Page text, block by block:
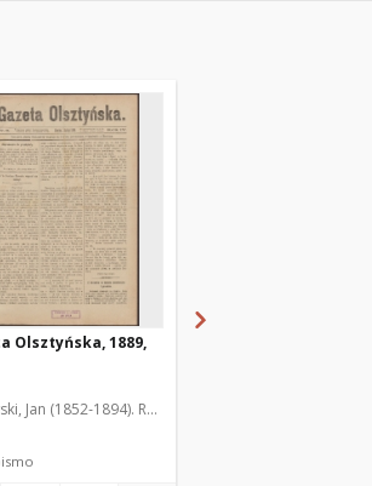
Olsztyńska, 1889,
Jan (1852-1894). Red.